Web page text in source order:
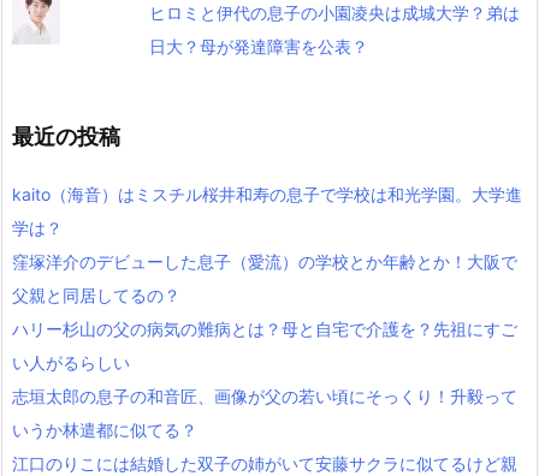
ヒロミと伊代の息子の小園凌央は成城大学？弟は
日大？母が発達障害を公表？
最近の投稿
kaito（海音）はミスチル桜井和寿の息子で学校は和光学園。大学進
学は？
窪塚洋介のデビューした息子（愛流）の学校とか年齢とか！大阪で
父親と同居してるの？
ハリー杉山の父の病気の難病とは？母と自宅で介護を？先祖にすご
い人がるらしい
志垣太郎の息子の和音匠、画像が父の若い頃にそっくり！升毅って
いうか林遣都に似てる？
江口のりこには結婚した双子の姉がいて安藤サクラに似てるけど親